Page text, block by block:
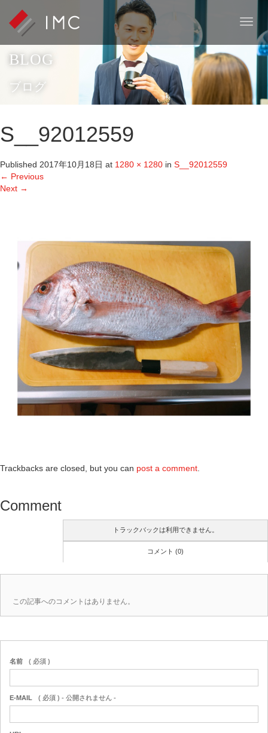
T
g
l
e
a
BLOG
ブログ
S__92012559
Published 2017年10月18日 at 1280 × 1280 in S__92012559
← Previous
Next →
Trackbacks are closed, but you can post a comment
Comment
トラックバックは利用できません。
コメント (0)
この記事へのコメントはありません。
名前 ( 必須 )
E-MAIL ( 必須 ) - 公開されません -